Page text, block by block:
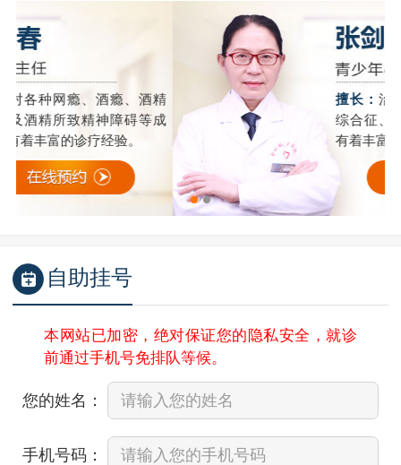
擅长：治疗酒精依赖、酒精戒断
综合征、网络依赖、游戏成瘾等
有着丰富的临床经验。
自助挂号
本网站已加密，绝对保证您的隐私安全，就诊
前通过手机号免排队等候。
您的姓名：
手机号码：